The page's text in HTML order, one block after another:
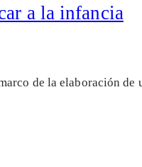
a la infancia
de la elaboración